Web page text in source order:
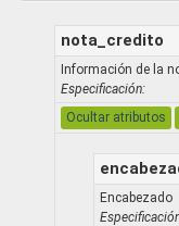
nota_credito
Información de la
Especificación:
Ocultar atributos
Encabezado